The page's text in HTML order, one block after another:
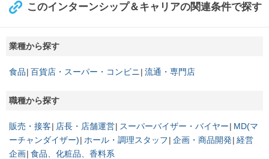
このインターンシップ＆キャリアの関連条件で探す
業種から探す
食品 百貨店・スーパー・コンビニ 流通・専門店
職種から探す
販売・接客 店長・店舗運営 スーパーバイザー・バイヤー
MD(マ
ーチャンダイザー)
ホール・調理スタッフ 企画・商品開発 経営
企画 食品、化粧品、香料系